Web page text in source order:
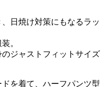
日焼け対策にもなるラッ
。
ジャストフィットサイズ
を着て、ハーフパンツ型